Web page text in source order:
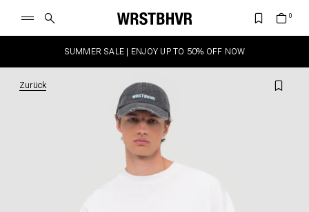
SUMMER SALE | ENJOY UP TO 50% OFF NOW
Zurück